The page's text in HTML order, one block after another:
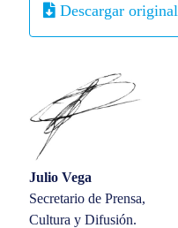
Descargar original
Julio Vega
Secretario de Prensa,
Cultura y Difusión.